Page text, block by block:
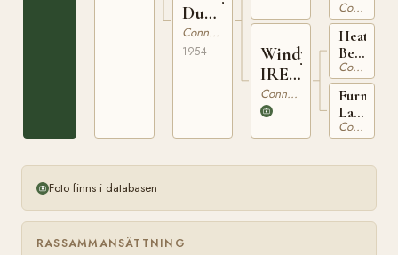
Dun
IRE
1803
Connemara
1954
Windy
IRE
782Connemara
IRE
280
Connemara
Heather
Bell
IRE
15
Connemara
Furnace
Lass
IRE
Connemara
Foto finns i databasen
RASSAMMANSÄTTNING